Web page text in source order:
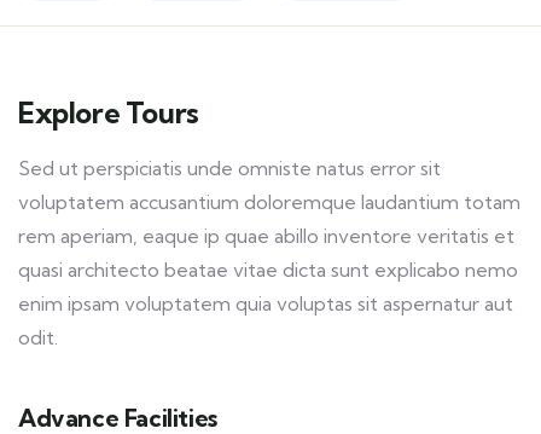
Explore Tours
Sed ut perspiciatis unde omniste natus error sit
voluptatem accusantium doloremque laudantium totam
rem aperiam, eaque ip quae abillo inventore veritatis et
quasi architecto beatae vitae dicta sunt explicabo nemo
enim ipsam voluptatem quia voluptas sit aspernatur aut
odit.
Advance Facilities